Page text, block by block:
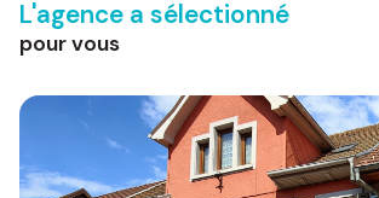
l'agence a sélectionné
pour vous